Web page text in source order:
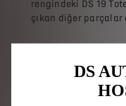
rengindeki DS 19
çıkan diğer parçalar
DS